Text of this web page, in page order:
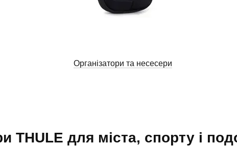
THULE для міста, спорту і
Організатори та несесери